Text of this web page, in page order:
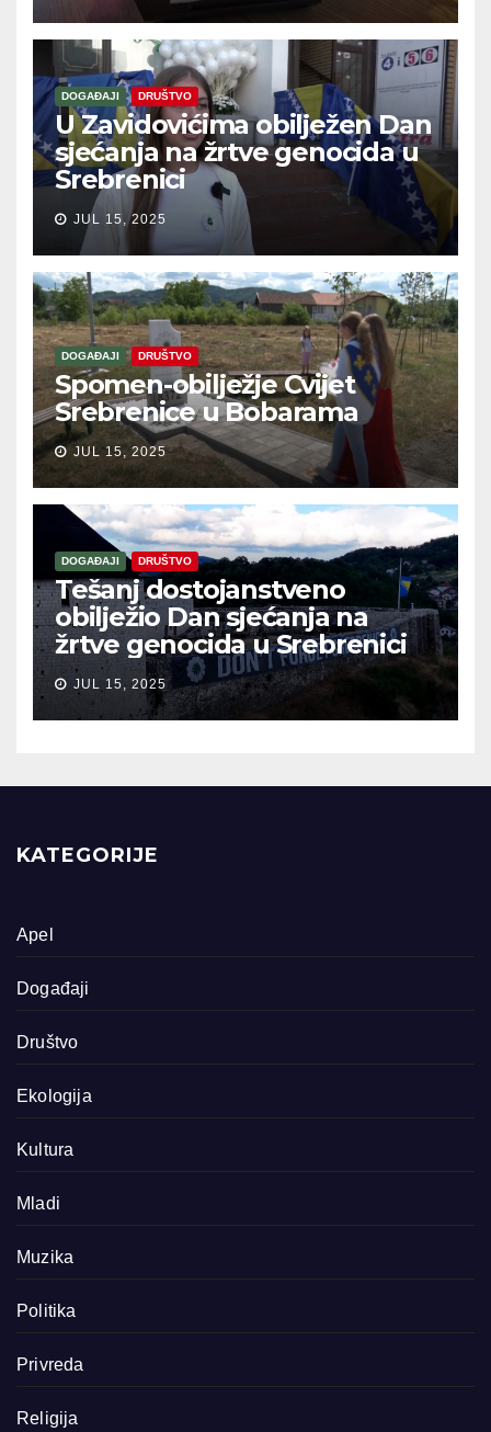
DOGAĐAJI DRUŠTVO
U Zavidovićima obilježen Dan
sjećanja na žrtve genocida u
Srebrenici
JUL 15, 2025
DOGAĐAJI DRUŠTVO
Spomen-obilježje Cvijet
Srebrenice u Bobarama
JUL 15, 2025
DOGAĐAJI DRUŠTVO
Tešanj dostojanstveno
obilježio Dan sjećanja na
žrtve genocida u Srebrenici
JUL 15, 2025
KATEGORIJE
Apel
Događaji
Društvo
Ekologija
Kultura
Mladi
Muzika
Politika
Privreda
Religija